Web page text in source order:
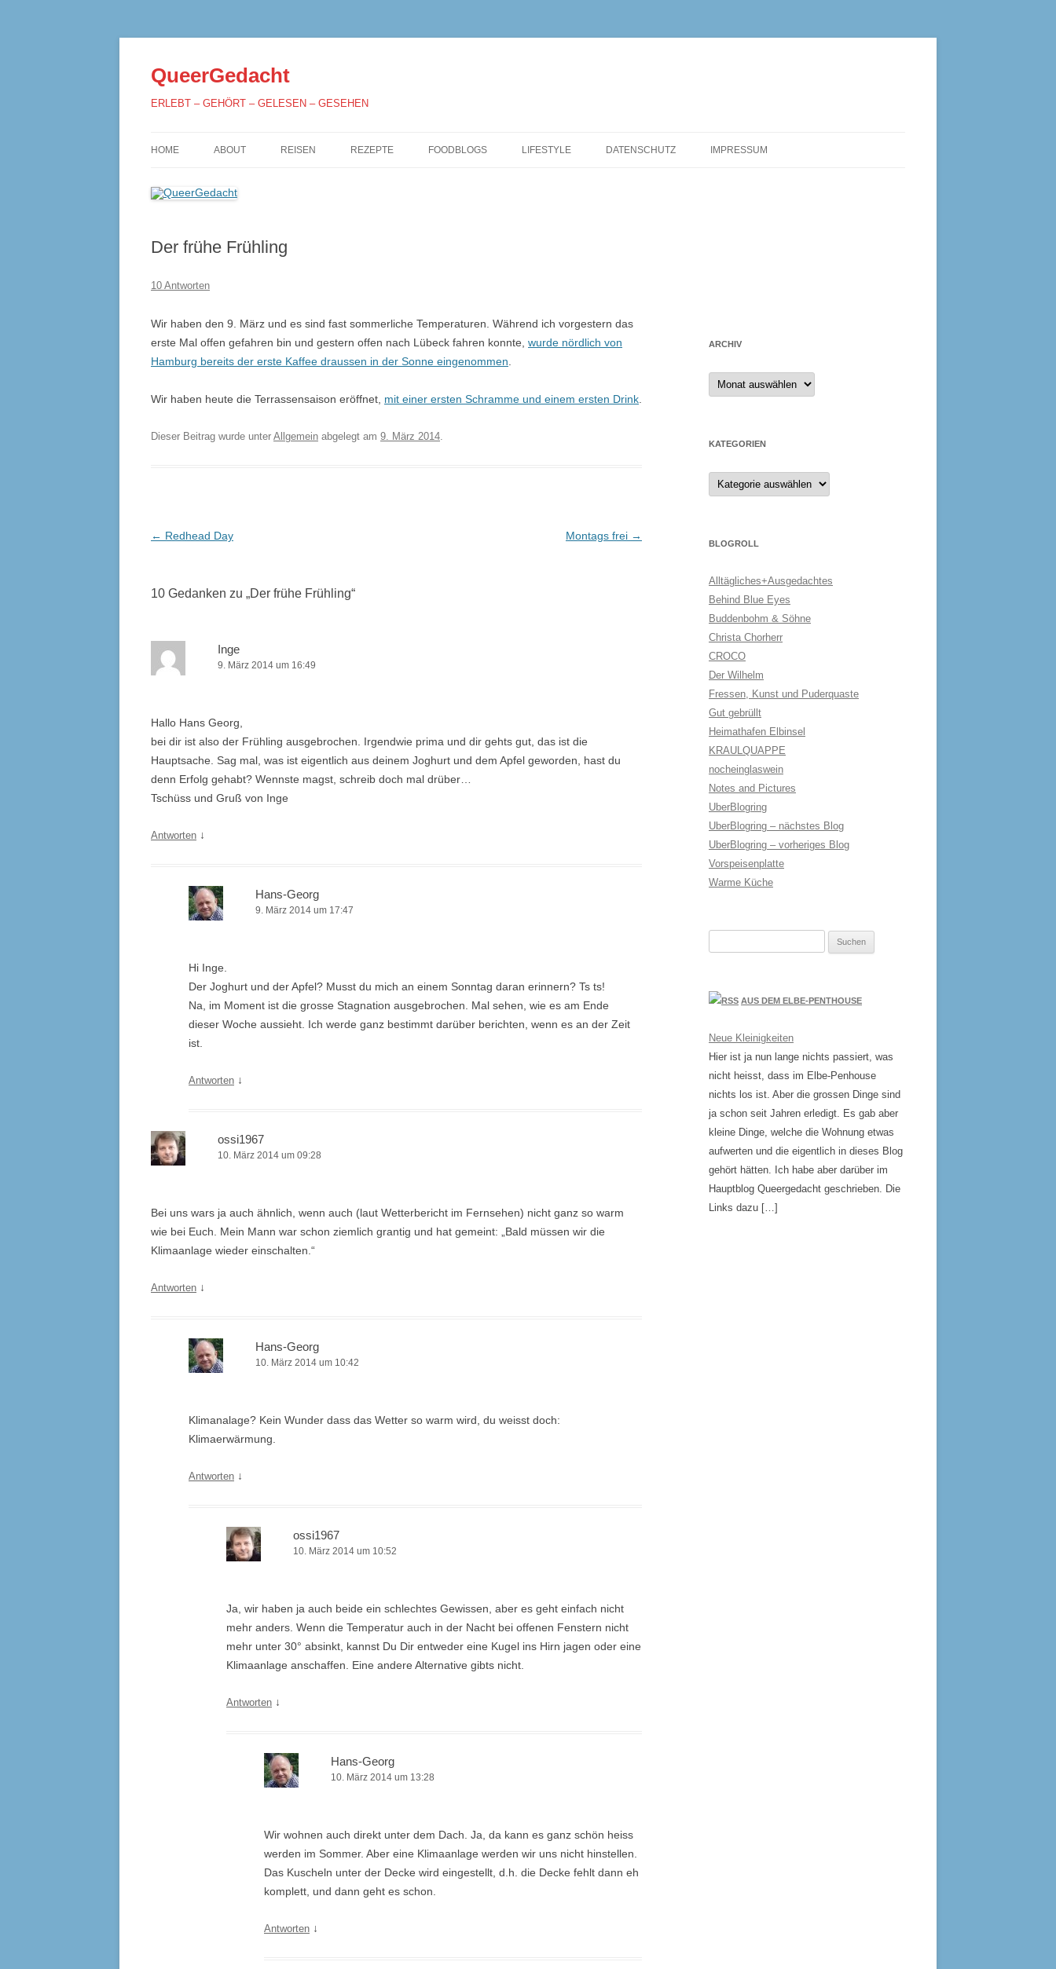
QueerGedacht
ERLEBT – GEHÖRT – GELESEN – GESEHEN
zum
HOME ABOUT REISEN REZEPTE FOODBLOGS LIFESTYLE DATENSCHUTZ IMPRESSUM
Der frühe Frühling
10 Antworten
Wir haben den 9. März und es sind fast sommerliche Temperaturen. Während ich vorgestern das
erste Mal offen gefahren bin und gestern offen nach Lübeck fahren konnte, wurde nördlich von
Hamburg bereits der erste Kaffee draussen in der Sonne eingenommen
Wir haben heute die Terrassensaison eröffnet, mit einer ersten Schramme und einem ersten Drink
Dieser Beitrag wurde unter Allgemein abgelegt am 9. März 2014.
Beitrags-
← Redhead Day Montags frei →
10 Gedanken zu „Der frühe Frühling“
Inge
9. März 2014 um 16:49
Hallo Hans Georg,
bei dir ist also der Frühling ausgebrochen. Irgendwie prima und dir gehts gut, das ist die
Hauptsache. Sag mal, was ist eigentlich aus deinem Joghurt und dem Apfel geworden, hast du
denn Erfolg gehabt? Wennste magst, schreib doch mal drüber…
Tschüss und Gruß von Inge
Antworten ↓
Hans-Georg
9. März 2014 um 17:47
Hi Inge.
Der Joghurt und der Apfel? Musst du mich an einem Sonntag daran erinnern? Ts ts!
Na, im Moment ist die grosse Stagnation ausgebrochen. Mal sehen, wie es am Ende
dieser Woche aussieht. Ich werde ganz bestimmt darüber berichten, wenn es an der Zeit
ist.
Antworten ↓
ossi1967
10. März 2014 um 09:28
Bei uns wars ja auch ähnlich, wenn auch (laut Wetterbericht im Fernsehen) nicht ganz so warm
wie bei Euch. Mein Mann war schon ziemlich grantig und hat gemeint: „Bald müssen wir die
Klimaanlage wieder einschalten.“
Antworten ↓
Hans-Georg
10. März 2014 um 10:42
Klimanalage? Kein Wunder dass das Wetter so warm wird, du weisst doch:
Klimaerwärmung.
Antworten ↓
ossi1967
10. März 2014 um 10:52
Ja, wir haben ja auch beide ein schlechtes Gewissen, aber es geht einfach nicht
mehr anders. Wenn die Temperatur auch in der Nacht bei offenen Fenstern nicht
mehr unter 30° absinkt, kannst Du Dir entweder eine Kugel ins Hirn jagen oder eine
Klimaanlage anschaffen. Eine andere Alternative gibts nicht.
Antworten ↓
Hans-Georg
10. März 2014 um 13:28
Wir wohnen auch direkt unter dem Dach. Ja, da kann es ganz schön heiss
werden im Sommer. Aber eine Klimaanlage werden wir uns nicht hinstellen.
Das Kuscheln unter der Decke wird eingestellt, d.h. die Decke fehlt dann eh
komplett, und dann geht es schon.
Antworten ↓
ARCHIV
Archiv
KATEGORIEN
Kategorien
BLOGROLL
Alltägliches+Ausgedachtes
Behind Blue Eyes
Buddenbohm & Söhne
Christa Chorherr
CROCO
Der Wilhelm
Fressen, Kunst und Puderquaste
Gut gebrüllt
Heimathafen Elbinsel
KRAULQUAPPE
nocheinglaswein
Notes and Pictures
UberBlogring
UberBlogring – nächstes Blog
UberBlogring – vorheriges Blog
Vorspeisenplatte
Warme Küche
AUS DEM ELBE-PENTHOUSE
Neue Kleinigkeiten
Hier ist ja nun lange nichts passiert, was
nicht heisst, dass im Elbe-Penhouse
nichts los ist. Aber die grossen Dinge sind
ja schon seit Jahren erledigt. Es gab aber
kleine Dinge, welche die Wohnung etwas
aufwerten und die eigentlich in dieses Blog
gehört hätten. Ich habe aber darüber im
Hauptblog Queergedacht geschrieben. Die
Links dazu […]